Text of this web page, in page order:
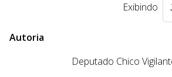
Exibindo
Autoria
Deputado Chico